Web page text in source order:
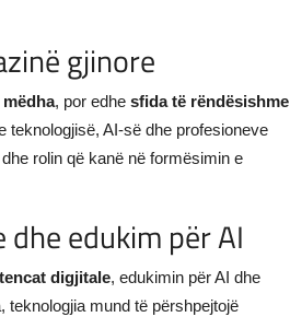
gjinore
, por edhe sfida të rëndësishme
teknologjisë, AI-së dhe profesioneve
rolin që kanë në formësimin e
edukim për AI
digjitale, edukimin për AI dhe
mund të përshpejtojë